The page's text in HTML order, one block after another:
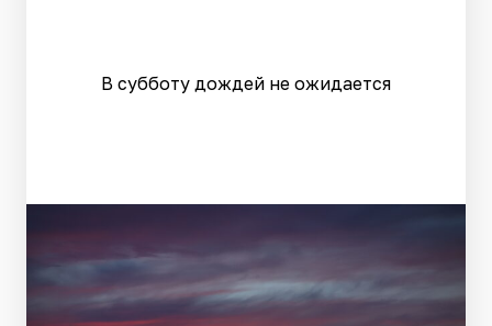
В субботу дождей не ожидается